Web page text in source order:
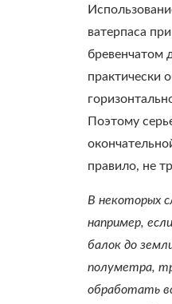
ватерпаса
бревенчатом
практически
Поэтому
правило, не
В некоторых
например,
балок до
полуметра,
обработать